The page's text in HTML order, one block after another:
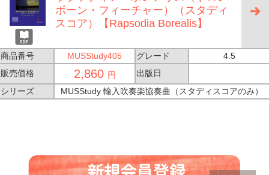
ボーン・フィーチャー）（スタディ
スコア）【Rapsodia Borealis】
商品番号 MUSStudy405 グレード
4.5
販売価格
2,860 円
出版日
シリーズ
MUSStudy 輸入吹奏楽協奏曲（スタディスコアのみ）